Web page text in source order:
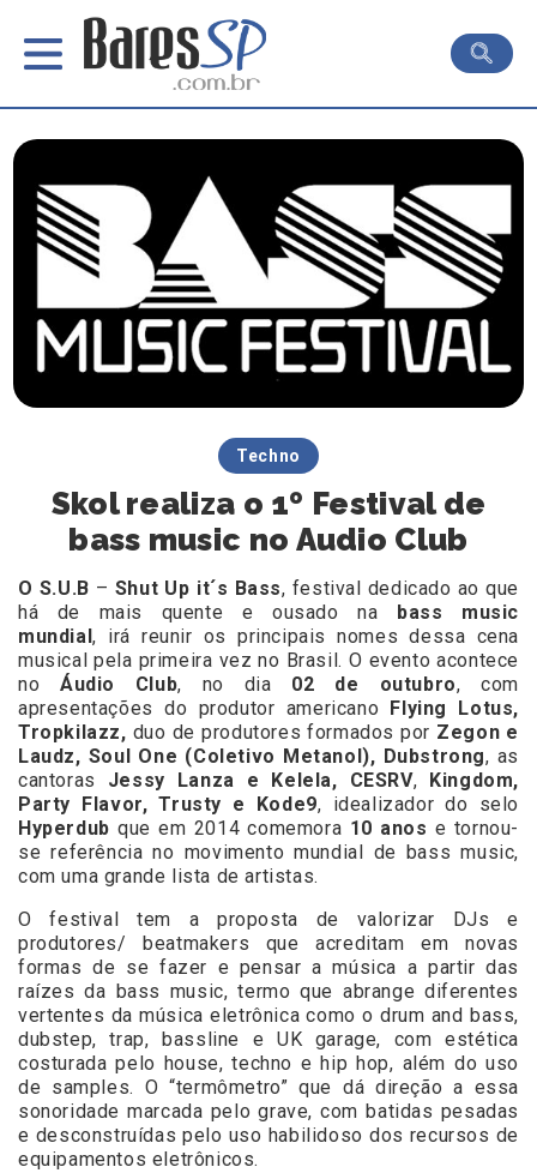
Techno
Skol realiza o 1º Festival de
bass music no Audio Club
O S.U.B – Shut Up it´s Bass, festival dedicado ao que
há de mais quente e ousado na bass music
mundial, irá reunir os principais nomes dessa cena
musical pela primeira vez no Brasil. O evento acontece
noÁudio Club, no dia 02 de outubro, com
apresentações do produtor americano Flying Lotus,
Tropkilazz, duo de produtores formados por Zegon e
Laudz, Soul One (Coletivo Metanol), Dubstrong, as
cantoras Jessy Lanza e Kelela, CESRV,
Kingdom,
Party Flavor, Trusty e Kode9, idealizador do selo
Hyperdub que em 2014 comemora 10 anos e tornou-
se referência no movimento mundial de bass music,
com uma grande lista de artistas.
O festival tem a proposta de valorizar DJs e
produtores/ beatmakers que acreditam em novas
formas de se fazer e pensar a música a partir das
raízes da bass music, termo que abrange diferentes
vertentes da música eletrônica como o drum and bass,
dubstep, trap, bassline e UK garage, com estética
costurada pelo house, techno e hip hop, além do uso
de samples. O “termômetro” que dá direção a essa
sonoridade marcada pelo grave, com batidas pesadas
e desconstruídas pelo uso habilidoso dos recursos de
equipamentos eletrônicos.